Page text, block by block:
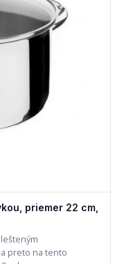
priemer 22 cm,
preto na tento